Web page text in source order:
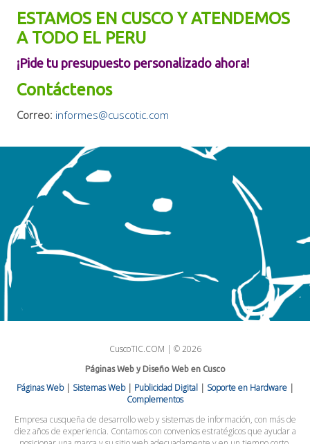
ESTAMOS EN CUSCO Y ATENDEMOS
A TODO EL PERU
¡Pide tu presupuesto personalizado ahora!
Contáctenos
Correo: informes@cuscotic.com
CuscoTIC.COM | © 2026
Páginas Web y Diseño Web en Cusco
Páginas Web | Sistemas Web | Publicidad Digital | Soporte en Hardware |
Complementos
Empresa cusqueña de desarrollo web y sistemas de información, con más de
diez años de experiencia. Contamos con convenios estratégicos que ayudar a